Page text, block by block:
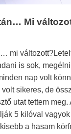
Mi
mi
is sok,
nap volt
sikeres, de
utat tettem meg.
5 kilóval
a hasam